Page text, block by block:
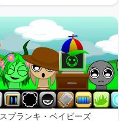
スプランキ・ベイビーズ